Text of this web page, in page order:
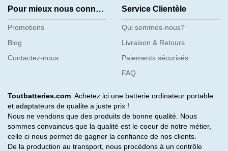
Pour mieux nous connaître
Promotions
Blog
Contactez-nous
Service Clientèle
Qui sommes-nous?
Livraison & Retours
Paiements sécurisés
FAQ
Toutbatteries.com: Achetez ici une batterie ordinateur portable
et adaptateurs de qualite a juste prix !
Nous ne vendons que des produits de bonne qualité. Nous
sommes convaincus que la qualité est le coeur de notre métier,
celle ci nous permet de gagner la confiance de nos clients.
De la production au transport, nous procédons à un contrôle